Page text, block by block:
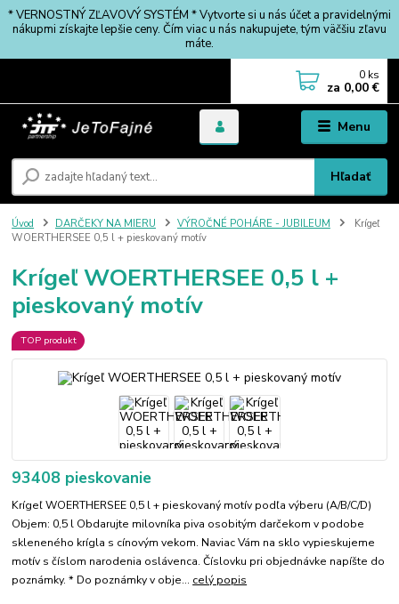
* VERNOSTNÝ ZĽAVOVÝ SYSTÉM * Vytvorte si u nás účet a pravidelnými
nákupmi získajte lepšie ceny. Čím viac u nás nakupujete, tým väčšiu zľavu
máte.
Menu
Hľadať
0 ks
za 0,00 €
Úvod DARČEKY NA MIERU VÝROČNÉ POHÁRE - JUBILEUM
Krígeľ
WOERTHERSEE 0,5 l + pieskovaný motív
Krígeľ WOERTHERSEE 0,5 l +
pieskovaný motív
TOP produkt
93408 pieskovanie
Krígeľ WOERTHERSEE 0,5 l + pieskovaný motív podľa výberu (A/B/C/D)
Objem: 0,5 l Obdarujte milovníka piva osobitým darčekom v podobe
skleneného krígla s cínovým vekom. Naviac Vám na sklo vypieskujeme
motív s číslom narodenia oslávenca. Číslovku pri objednávke napíšte do
poznámky. * Do poznámky v obje... celý popis